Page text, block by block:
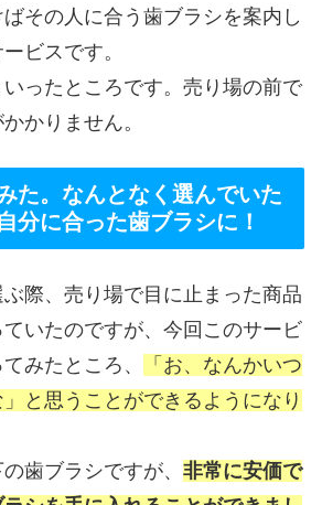
その人に合う歯ブラシを案内し
ビスです。
ったところです。売り場の前で
かりません。
た。なんとなく選んでいた
分に合った歯ブラシに！
際、売り場で目に止まった商品
いたのですが、今回このサービ
みたところ、
「お、なんかいつ
と思うことができるようになり
歯ブラシですが、 非常に安価で